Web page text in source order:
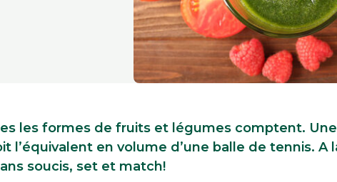
les formes de fruits et légumes comptent.
l’équivalent en volume d’une balle de tennis. A
soucis, set et match!